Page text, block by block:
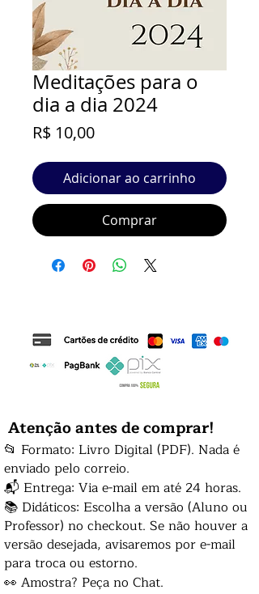
Meditações para o
dia a dia 2024
R$ 10,00Preço
Adicionar ao carrinho
Comprar
Atenção antes de comprar!
📂 Formato: Livro Digital (PDF). Nada é
enviado pelo correio.
📬 Entrega: Via e-mail em até 24 horas.
📚 Didáticos: Escolha a versão (Aluno ou
Professor) no checkout. Se não houver a
versão desejada, avisaremos por e-mail
para troca ou estorno.
👀 Amostra? Peça no Chat.